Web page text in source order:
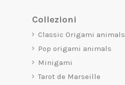
Collezioni
Classic Origami animals
Pop origami animals
Minigami
Tarot de Marseille